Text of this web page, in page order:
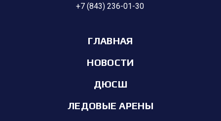
+7 (843) 236-01-30
ГЛАВНАЯ
НОВОСТИ
ДЮСШ
ЛЕДОВЫЕ АРЕНЫ